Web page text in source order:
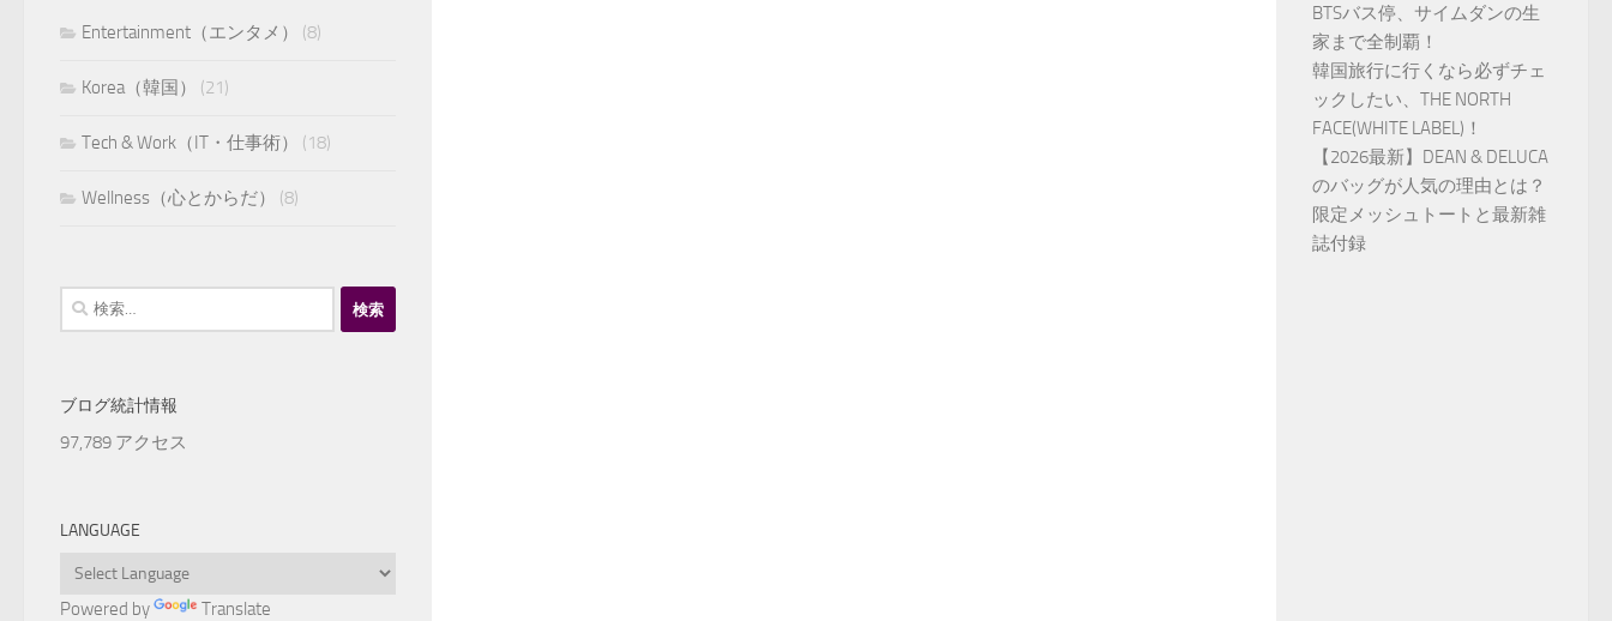
Entertainment（エンタメ） (8)
Korea（韓国） (21)
Tech & Work（IT・仕事術） (18)
Wellness（心とからだ） (8)
検
索:
ブログ統計情報
97,789 アクセス
LANGUAGE
Powered by Translate
BTSバス停、サイムダンの生
家まで全制覇！
韓国旅行に行くなら必ずチェ
ックしたい、THE NORTH
FACE(WHITE LABEL)！
【2026最新】DEAN & DELUCA
のバッグが人気の理由とは？
限定メッシュトートと最新雑
誌付録